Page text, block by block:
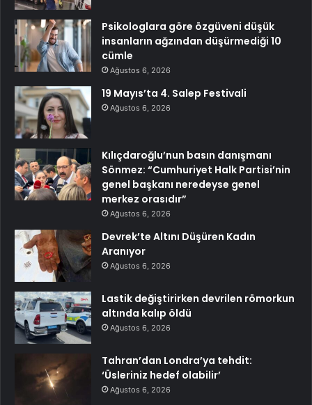
Psikologlara göre özgüveni düşük
insanların ağzından düşürmediği 10
cümle
Ağustos 6, 2026
19 Mayıs’ta 4. Salep Festivali
Ağustos 6, 2026
Kılıçdaroğlu’nun basın danışmanı
Sönmez: “Cumhuriyet Halk Partisi’nin
genel başkanı neredeyse genel
merkez orasıdır”
Ağustos 6, 2026
Devrek’te Altını Düşüren Kadın
Aranıyor
Ağustos 6, 2026
Lastik değiştirirken devrilen römorkun
altında kalıp öldü
Ağustos 6, 2026
Tahran’dan Londra’ya tehdit:
‘Üsleriniz hedef olabilir’
Ağustos 6, 2026